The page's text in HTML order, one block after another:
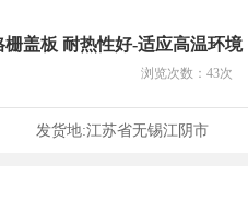
盖板 耐热性好-适应高温环境
浏览次数： 43次
发货地:江苏省无锡江阴市